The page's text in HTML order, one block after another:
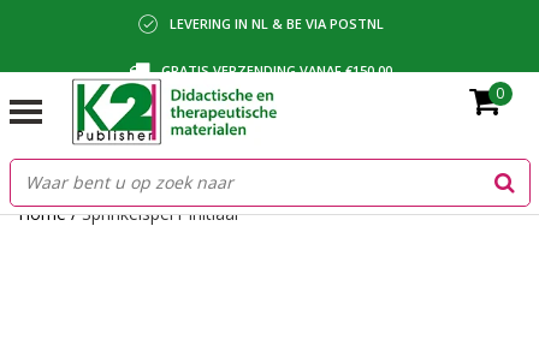
LEVERING IN NL & BE VIA POSTNL
GRATIS VERZENDING VANAF €150,00
BETALING VIA IDEAL, BANCONTACT OF FACTUUR
0
Home/Sprinkelspel r initiaal